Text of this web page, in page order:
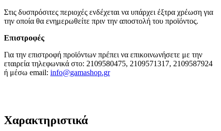
Στις δυσπρόσιτες περιοχές ενδέχεται να υπάρχει έξτρα χρέωση για
την οποία θα ενημερωθείτε πριν την αποστολή του προϊόντος.
Επιστροφές
Για την επιστροφή προϊόντων πρέπει να επικοινωνήσετε με την
εταιρεία τηλεφωνικά στο: 2109580475, 2109571317, 2109587924
ή μέσω email: info@gamashop.gr
Χαρακτηριστικά